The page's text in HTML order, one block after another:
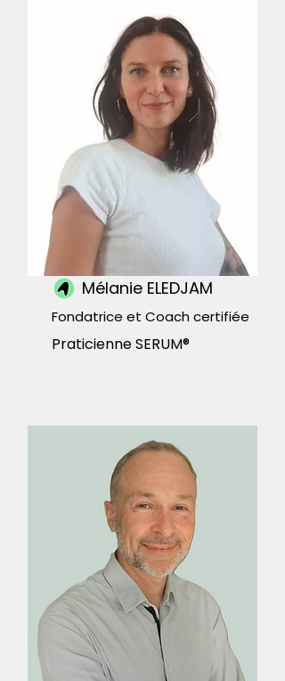
Mélanie ELEDJAM
Fondatrice et Coach certifiée
Praticienne SERUM®